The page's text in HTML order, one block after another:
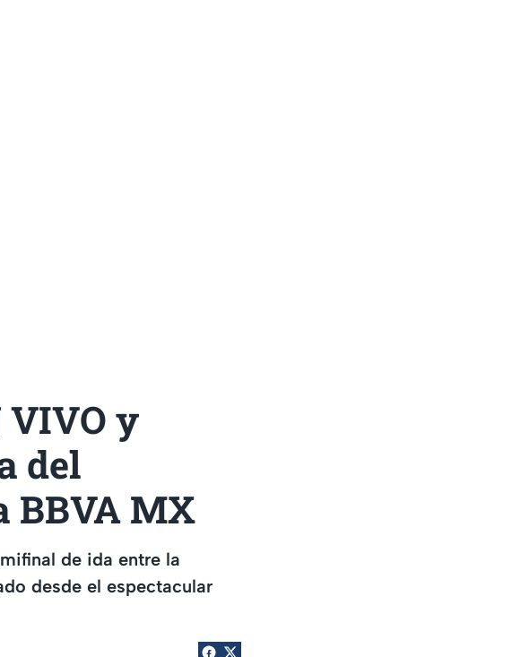
VIVO y
del
BBVA MX
de ida entre la
desde el espectacular